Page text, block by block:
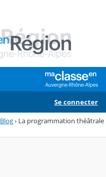
Se connecter
Blog› La programmation théâtrale